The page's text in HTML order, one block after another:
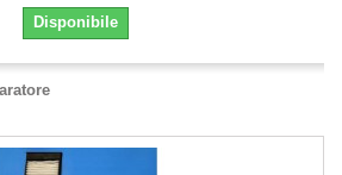
Disponibile